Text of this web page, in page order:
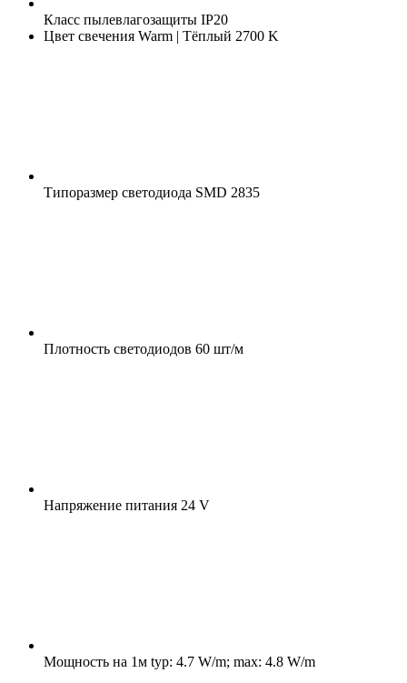
Класс пылевлагозащиты IP20
Цвет свечения Warm | Тёплый 2700 K
Типоразмер светодиода SMD 2835
Плотность светодиодов 60 шт/м
Напряжение питания 24 V
Мощность на 1м typ: 4.7 W/m; max: 4.8 W/m